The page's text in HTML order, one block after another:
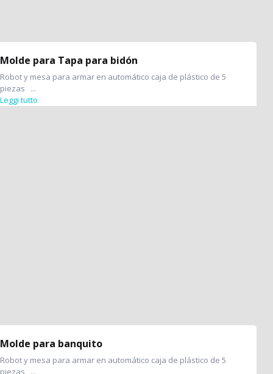
Molde para Tapa para bidón
Robot y mesa para armar en automático caja de plástico de 5
piezas ...
Leggi tutto
Molde para banquito
Robot y mesa para armar en automático caja de plástico de 5
piezas ...